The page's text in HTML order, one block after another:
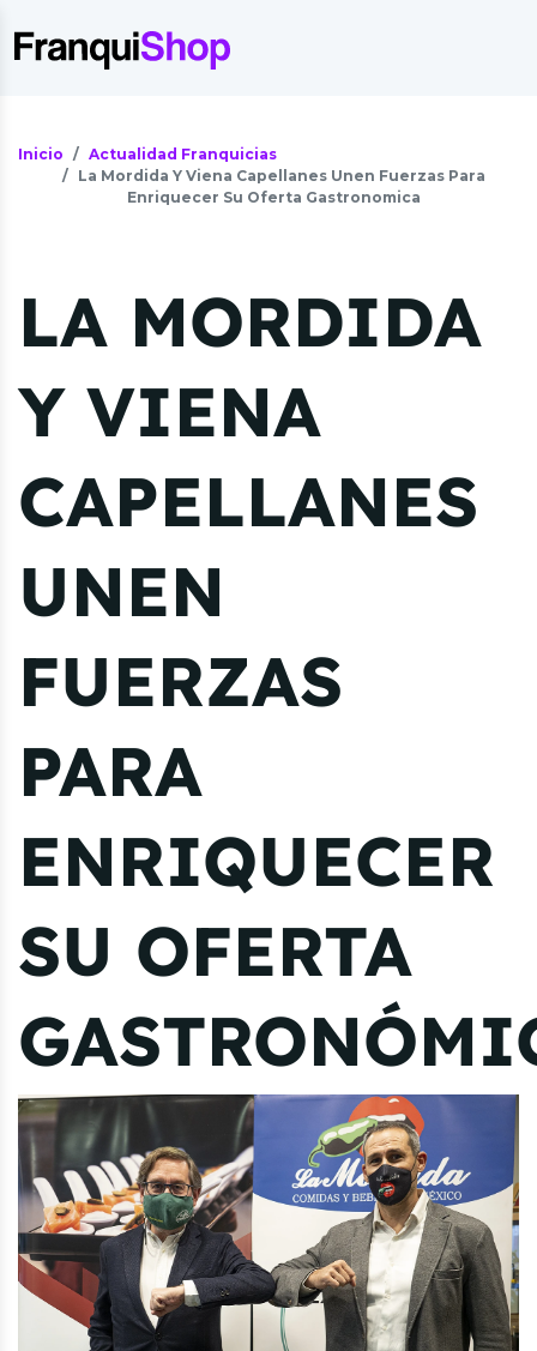
Inicio
Actualidad Franquicias
La Mordida Y Viena Capellanes Unen Fuerzas Para
Enriquecer Su Oferta Gastronomica
LA MORDIDA
Y VIENA
CAPELLANES
UNEN
FUERZAS
PARA
ENRIQUECER
SU OFERTA